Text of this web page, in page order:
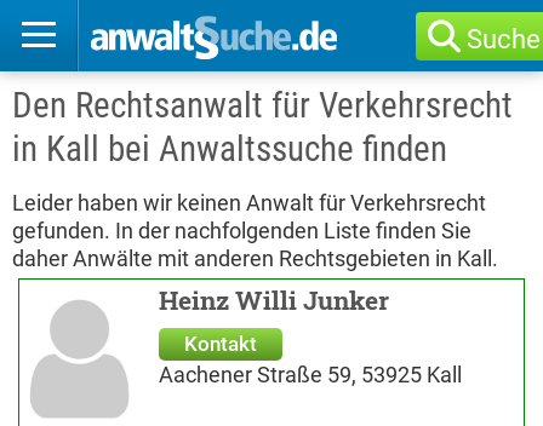
Suche
Den Rechtsanwalt für Verkehrsrecht
in Kall bei Anwaltssuche finden
Leider haben wir keinen Anwalt für Verkehrsrecht
gefunden. In der nachfolgenden Liste finden Sie
daher Anwälte mit anderen Rechtsgebieten in Kall.
Heinz Willi Junker
Kontakt
Aachener Straße 59, 53925 Kall